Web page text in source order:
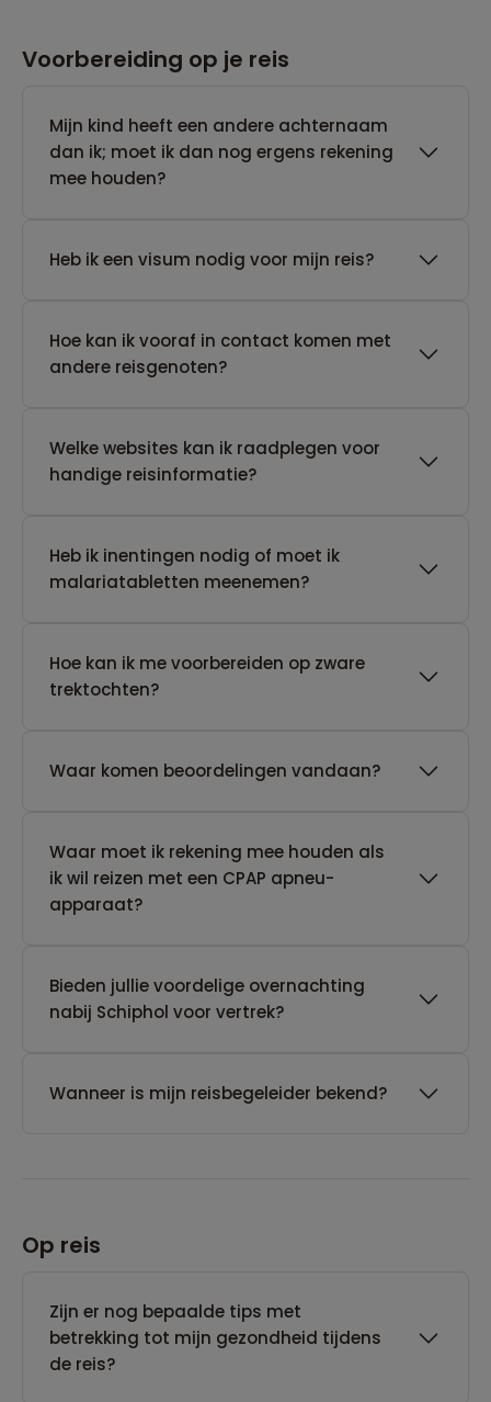
Voorbereiding op je reis
Mijn kind heeft een andere achternaam
dan ik; moet ik dan nog ergens rekening
mee houden?
Heb ik een visum nodig voor mijn reis?
Hoe kan ik vooraf in contact komen met
andere reisgenoten?
Welke websites kan ik raadplegen voor
handige reisinformatie?
Heb ik inentingen nodig of moet ik
malariatabletten meenemen?
Hoe kan ik me voorbereiden op zware
trektochten?
Waar komen beoordelingen vandaan?
Waar moet ik rekening mee houden als
ik wil reizen met een CPAP apneu-
apparaat?
Bieden jullie voordelige overnachting
nabij Schiphol voor vertrek?
Wanneer is mijn reisbegeleider bekend?
Op reis
Zijn er nog bepaalde tips met
betrekking tot mijn gezondheid tijdens
de reis?